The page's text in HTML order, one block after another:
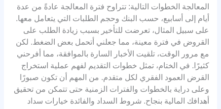
المعالجة الخطوات التالية: تتراوح فترة المعالجة عادةً من عدة
أيام إلى أسابيع، حسب البنك وحجم الطلبات التي يتعامل معها.
على سبيل المثال، تعرضت للتأخير بسبب زيادة الطلب على
القروض في فترة معينة، مما جعلني أتحمل بعض الضغط. لكن
مع مرور الوقت، تلقيت الأخبار السارة بالموافقة، مما أفرحني
كثيرًا. في الختام، تمثل خطوات التقديم لفهم عملية استخراج
القرض العمود الفقري لكل متقدم. من المهم أن تكون صبورًا
وعلى دراية بالخطوات والفترات الزمنية حتى تتمكن من تحقيق
أهدافك المالية بنجاح. شروط السداد والفائدة خيارات سداد